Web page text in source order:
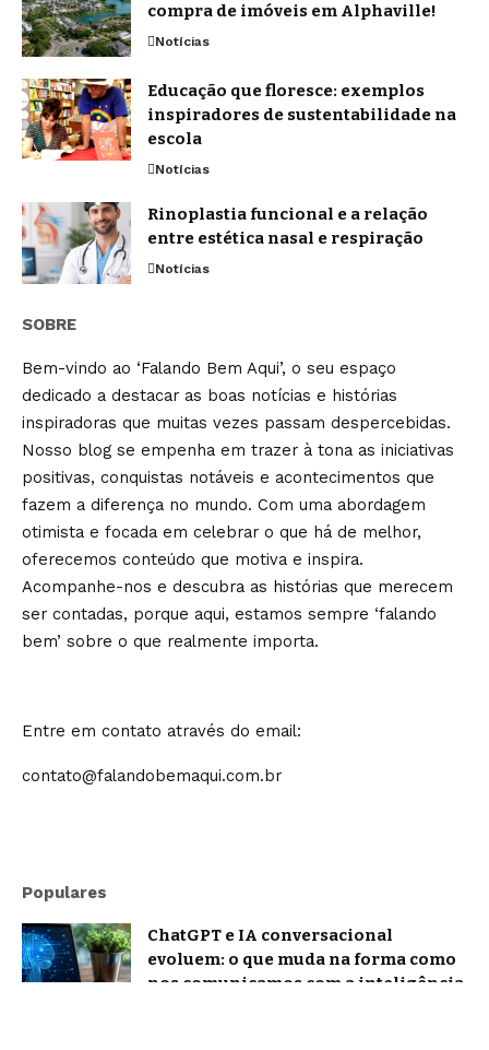
compra de imóveis em Alphaville!
Notícias
Educação que floresce: exemplos
inspiradores de sustentabilidade na
escola
Notícias
Rinoplastia funcional e a relação
entre estética nasal e respiração
Notícias
SOBRE
Bem-vindo ao ‘Falando Bem Aqui’, o seu espaço
dedicado a destacar as boas notícias e histórias
inspiradoras que muitas vezes passam despercebidas.
Nosso blog se empenha em trazer à tona as iniciativas
positivas, conquistas notáveis e acontecimentos que
fazem a diferença no mundo. Com uma abordagem
otimista e focada em celebrar o que há de melhor,
oferecemos conteúdo que motiva e inspira.
Acompanhe-nos e descubra as histórias que merecem
ser contadas, porque aqui, estamos sempre ‘falando
bem’ sobre o que realmente importa.
Entre em contato através do email:
contato@falandobemaqui.com.br
Populares
ChatGPT e IA conversacional
evoluem: o que muda na forma como
nos comunicamos com a inteligência